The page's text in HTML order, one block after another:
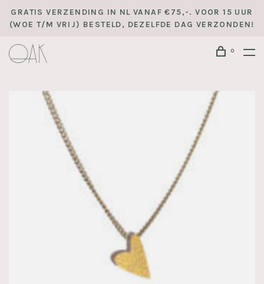
GRATIS VERZENDING IN NL VANAF €75,-. VOOR 15 UUR
(WOE T/M VRIJ) BESTELD, DEZELFDE DAG VERZONDEN!
0